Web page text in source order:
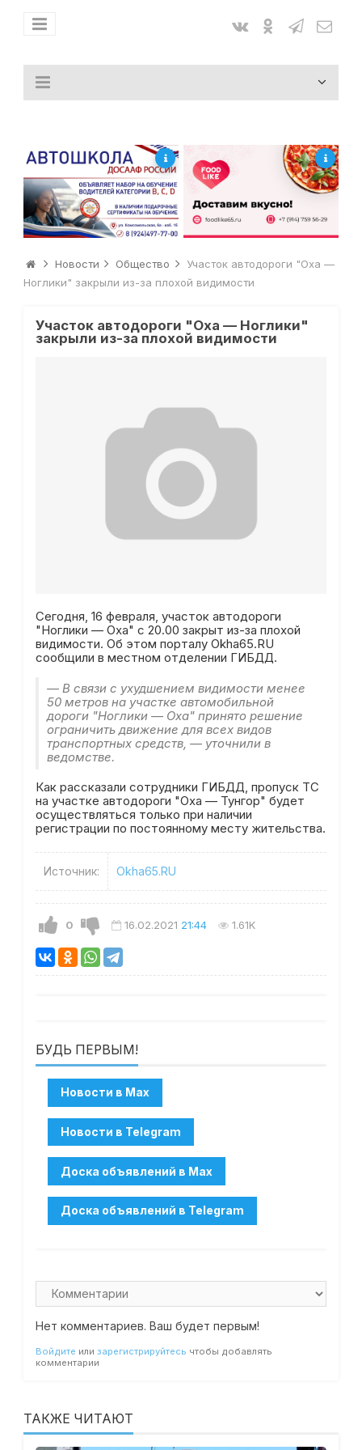
Новости Общество
Участок автодороги "Оха —
Ноглики" закрыли из-за плохой видимости
Участок автодороги "Оха — Ноглики"
закрыли из-за плохой видимости
Сегодня, 16 февраля, участок автодороги
"Ноглики — Оха" с 20.00 закрыт из-за плохой
видимости. Об этом порталу Okha65.RU
сообщили в местном отделении ГИБДД.
— В связи с ухудшением видимости менее
50 метров на участке автомобильной
дороги "Ноглики — Оха" принято решение
ограничить движение для всех видов
транспортных средств, — уточнили в
ведомстве.
Как рассказали сотрудники ГИБДД, пропуск ТС
на участке автодороги "Оха — Тунгор" будет
осуществляться только при наличии
регистрации по постоянному месту жительства.
Источник: Okha65.RU
0 16.02.2021 21:44 1.61K
БУДЬ ПЕРВЫМ!
Нет комментариев. Ваш будет первым!
Войдите или зарегистрируйтесь чтобы добавлять
комментарии
ТАКЖЕ ЧИТАЮТ